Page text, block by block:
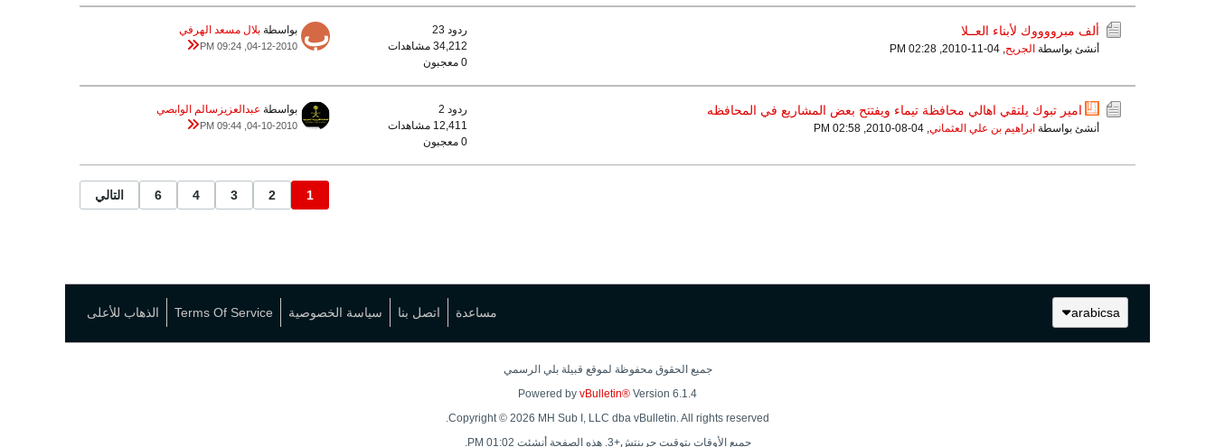
ألف مبرووووك لأبناء العــلا
أنشئ بواسطة الجريح,
04-11-2010, 02:28 PM
ردود 23
34,212 مشاهدات
0 معجبون
بواسطة بلال مسعد الهرفي
04-12-2010, 09:24 PM
امير تبوك يلتقي اهالي محافظة تيماء ويفتتح بعض المشاريع في المحافظه
أنشئ بواسطة ابراهيم بن علي العثماني,
04-08-2010, 02:58 PM
ردود 2
12,411 مشاهدات
0 معجبون
بواسطة عبدالعزيزسالم الوابصي
04-10-2010, 09:44 PM
1
2
3
4
6 التالي
arabicsa مساعدة اتصل بنا سياسة الخصوصية Terms Of Service الذهاب للأعلى
جميع الحقوق محفوظة لموقع قبيلة بلي الرسمي
Powered by vBulletin® Version 6.1.4
Copyright © 2026 MH Sub I, LLC dba vBulletin. All rights reserved.
جميع الأوقات بتوقيت جرينتش+3. هذه الصفحة أنشئت 01:02 PM.